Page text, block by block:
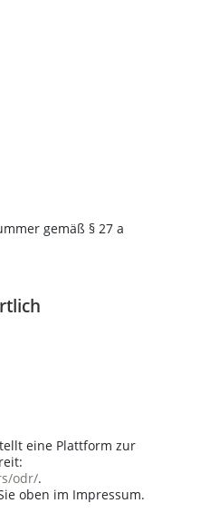
gemäß § 27 a
eine Plattform zur
odr/.
oben im Impressum.